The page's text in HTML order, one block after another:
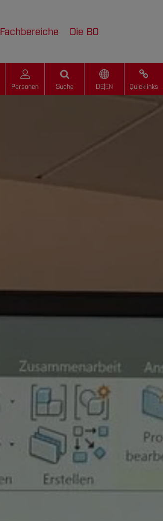
Fachbereiche Die BO
Personen Suche DE| EN Quicklinks